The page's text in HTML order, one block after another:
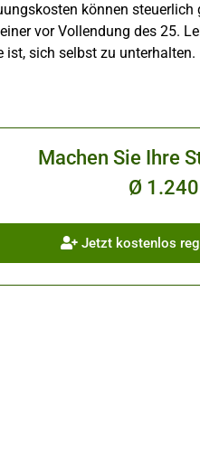
können
vor Vollendung des 25.
ist, sich selbst zu unterhalten.
Machen Sie Ihre
Ø
Jetzt kostenlos